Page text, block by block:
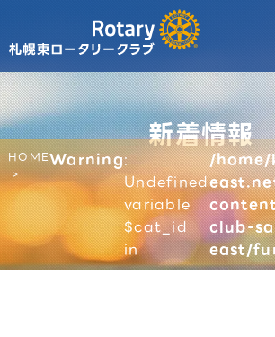
新着情報
HOMEWarning:
Undefined
variable
$cat_id
in
/
club-
east/